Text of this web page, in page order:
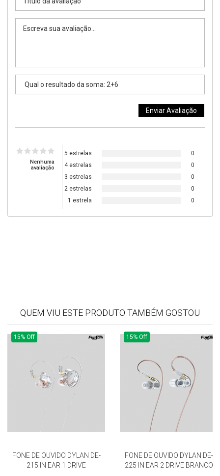
Nenhuma
avaliação
5 estrelas
0
4 estrelas
0
3 estrelas
0
2 estrelas
0
1 estrela
0
QUEM VIU ESTE PRODUTO TAMBÉM GOSTOU
15% Off
FONE DE OUVIDO DYLAN DE-
215 IN EAR 1 DRIVE
15% Off
FONE DE OUVIDO DYLAN DE-
225 IN EAR 2 DRIVE BRANCO